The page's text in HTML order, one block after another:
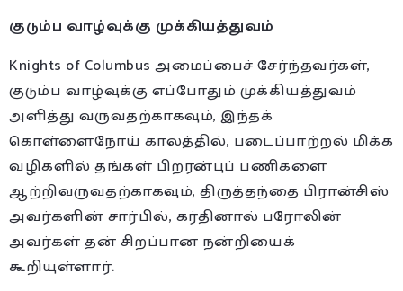
குடும்ப வாழ்வுக்கு முக்கியத்துவம்
Knights of Columbus அமைப்பைச் சேர்ந்தவர்கள்,
குடும்ப வாழ்வுக்கு எப்போதும் முக்கியத்துவம்
அளித்து வருவதற்காகவும், இந்தக்
கொள்ளைநோய் காலத்தில், படைப்பாற்றல் மிக்க
வழிகளில் தங்கள் பிறரன்புப் பணிகளை
ஆற்றிவருவதற்காகவும், திருத்தந்தை பிரான்சிஸ்
அவர்களின் சார்பில், கர்தினால் பரோலின்
அவர்கள் தன் சிறப்பான நன்றியைக்
கூறியுள்ளார்.